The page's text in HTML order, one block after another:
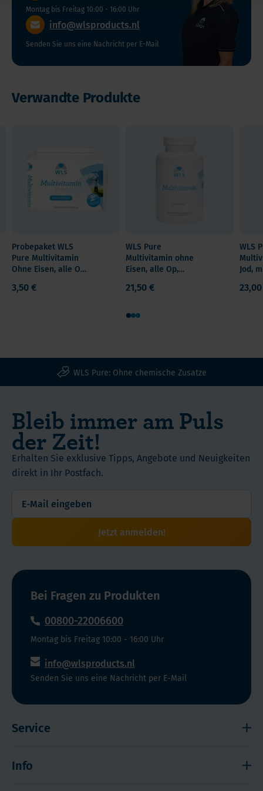
wie
Vitamin
C,
und
Vitamin
Tagesdosis
Zertifiziertes
Vitamin
VitaMK7)
15
mg
Eisen
Siliziumdioxid,
und
pflanzliche
Fasern
als
Füllstoff
Vegetarische
Kapseln
Das
keine
18
Kapsel
Tag)
Füllstoff
(Bei Einnahme einer Kapsel pro Tag)
September
2026
Produktart
Paket
Multivitamin-
Typ
Form
Kapseln
7 Portionen
und
Montag bis Freitag 10:00 - 16:00 Uhr
info@wlsproducts.nl
Senden Sie uns eine Nachricht per E-Mail
Verwandte Produkte
Probepaket WLS
Pure Multivitamin
Ohne Eisen, alle Op,
3,50 €
WLS Pure
Multivitamin ohne
Eisen, alle Op,
21,50 €
WLS
Jod,
123
WLS Pure: Ohne chemische Zusatze
Bleib immer am Puls
der Zeit!
Erhalten Sie exklusive Tipps, Angebote und Neuigkeiten
direkt in Ihr Postfach.
Jetzt anmelden!
Bei Fragen zu Produkten
00800-22006600
Montag bis Freitag 10:00 - 16:00 Uhr
info@wlsproducts.nl
Senden Sie uns eine Nachricht per E-Mail
Service
Info